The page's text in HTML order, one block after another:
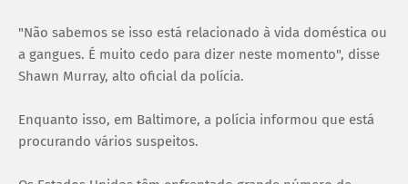
"Não sabemos se isso está relacionado à vida doméstica ou
a gangues. É muito cedo para dizer neste momento", disse
Shawn Murray, alto oficial da polícia.
Enquanto isso, em Baltimore, a polícia informou que está
procurando vários suspeitos.